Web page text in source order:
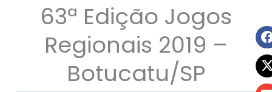
63ª Edição Jogos
Regionais 2019 –
Botucatu/SP